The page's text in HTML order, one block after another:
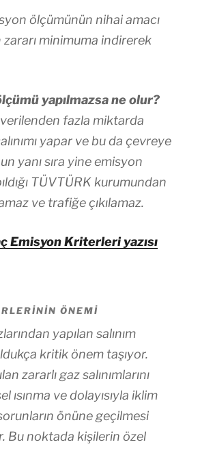
ölçümünün nihai amacı
minimuma indirerek
yapılmazsa ne olur?
fazla miktarda
yapar ve bu da çevreye
yanı sıra yine emisyon
TÜVTÜRK kurumundan
ve trafiğe çıkılamaz.
Emisyon Kriterleri yazısı
ÖNEMI
yapılan salınım
kritik önem taşıyor.
zararlı gaz salınımlarını
ısınma ve dolayısıyla iklim
önüne geçilmesi
Bu noktada kişilerin özel